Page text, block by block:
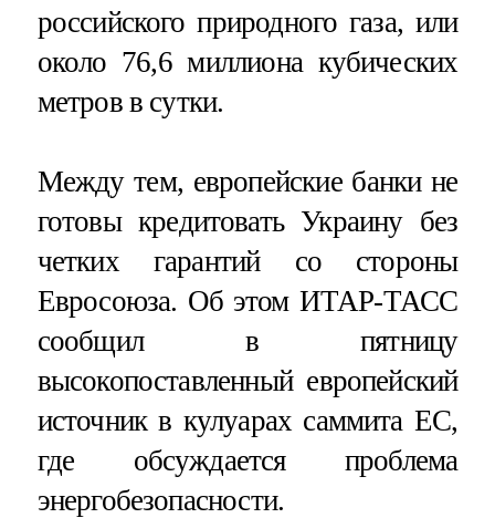
российского природного газа, или
около 76,6 миллиона кубических
метров в сутки.
Между тем, европейские банки не
готовы кредитовать Украину без
четких гарантий со стороны
Евросоюза. Об этом ИТАР-ТАСС
сообщил в пятницу
высокопоставленный европейский
источник в кулуарах саммита ЕС,
где обсуждается проблема
энергобезопасности.